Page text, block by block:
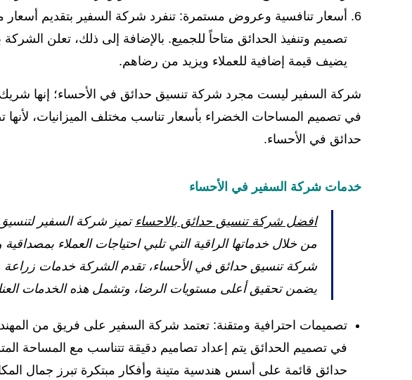
أسعار تنافسية وعروض مستمرة: تنفرد شركة السفير بتقديم أسعار
تصميم وتنفيذ الحدائق متاحاً للجميع. بالإضافة إلى ذلك، تعلن
يضيف قيمة إضافية للعملاء ويزيد من رضاهم.
شركة السفير ليست مجرد شركة تنسيق حدائق في الأحساء؛ إنها
في تصميم المساحات الخضراء بأسعار تناسب مختلف الميزانيات،
حدائق في الأحساء.
خدمات شركة السفير في الأحساء
افضل شركة تنسيق حدائق بالاحساء تميز شركة السفير
من خلال خدماتها الراقية التي تلبي احتياجات العملاء
شركة تنسيق حدائق في الأحساء، تقدم الشركة خدمات زراعة
يضمن تحقيق أعلى مستويات الرضا، وتشمل هذه الخدمات
تصميمات احترافية ومتقنة: تعتمد شركة السفير على فريق من
في تصميم الحدائق يتم إعداد تصاميم دقيقة تتناسب مع المساحة
حدائق قائمة على أسس هندسية متينة وأفكار مبتكرة تبرز جمال